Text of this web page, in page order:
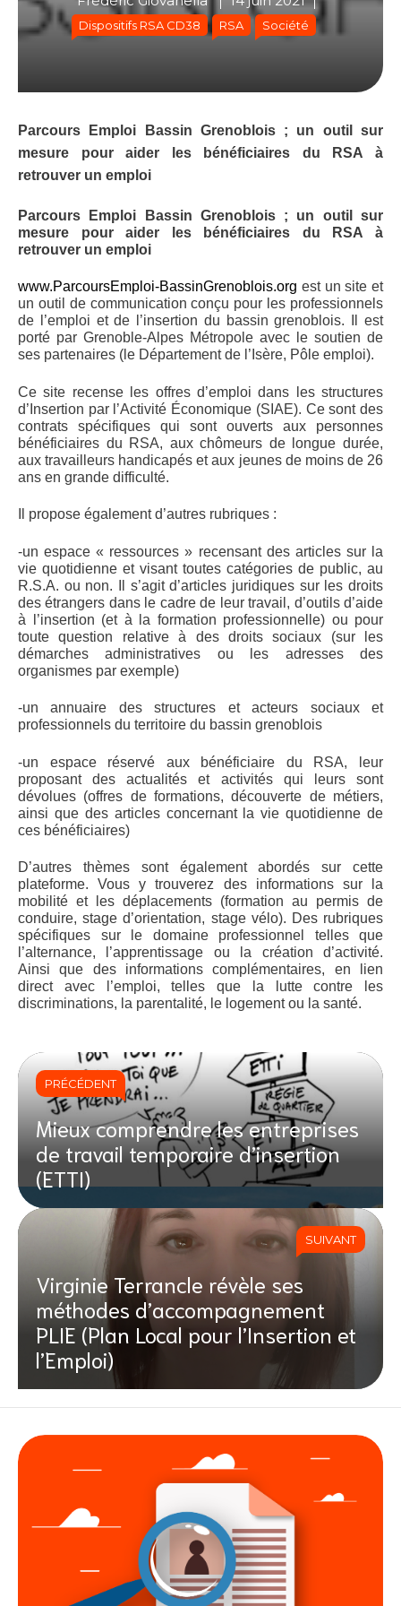
Dispositifs RSA CD38 RSA Société
Parcours Emploi Bassin Grenoblois ; un outil sur
mesure pour aider les bénéficiaires du RSA à
retrouver un emploi
Parcours Emploi Bassin Grenoblois ; un outil sur
mesure pour aider les bénéficiaires du RSA à
retrouver un emploi
www.ParcoursEmploi-BassinGrenoblois.org est un site et
un outil de communication conçu pour les professionnels
de l’emploi et de l’insertion du bassin grenoblois. Il est
porté par Grenoble-Alpes Métropole avec le soutien de
ses partenaires (le Département de l’Isère, Pôle emploi).
Ce site recense les offres d’emploi dans les structures
d’Insertion par l’Activité Économique (SIAE). Ce sont des
contrats spécifiques qui sont ouverts aux personnes
bénéficiaires du RSA, aux chômeurs de longue durée,
aux travailleurs handicapés et aux jeunes de moins de 26
ans en grande difficulté.
Il propose également d’autres rubriques :
-un espace « ressources » recensant des articles sur la
vie quotidienne et visant toutes catégories de public, au
R.S.A. ou non. Il s’agit d’articles juridiques sur les droits
des étrangers dans le cadre de leur travail, d’outils d’aide
à l’insertion (et à la formation professionnelle) ou pour
toute question relative à des droits sociaux (sur les
démarches administratives ou les adresses des
organismes par exemple)
-un annuaire des structures et acteurs sociaux et
professionnels du territoire du bassin grenoblois
-un espace réservé aux bénéficiaire du RSA, leur
proposant des actualités et activités qui leurs sont
dévolues (offres de formations, découverte de métiers,
ainsi que des articles concernant la vie quotidienne de
ces bénéficiaires)
D’autres thèmes sont également abordés sur cette
plateforme. Vous y trouverez des informations sur la
mobilité et les déplacements (formation au permis de
conduire, stage d’orientation, stage vélo). Des rubriques
spécifiques sur le domaine professionnel telles que
l’alternance, l’apprentissage ou la création d’activité.
Ainsi que des informations complémentaires, en lien
direct avec l’emploi, telles que la lutte contre les
discriminations, la parentalité, le logement ou la santé.
PRÉCÉDENT
Mieux comprendre les entreprises
de travail temporaire d’insertion
(ETTI)
SUIVANT
Virginie Terrancle révèle ses
méthodes d’accompagnement
PLIE (Plan Local pour l’Insertion et
l’Emploi)